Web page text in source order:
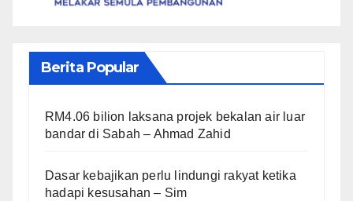
Berita Popular
RM4.06 bilion laksana projek bekalan air luar
bandar di Sabah – Ahmad Zahid
Dasar kebajikan perlu lindungi rakyat ketika
hadapi kesusahan – Sim